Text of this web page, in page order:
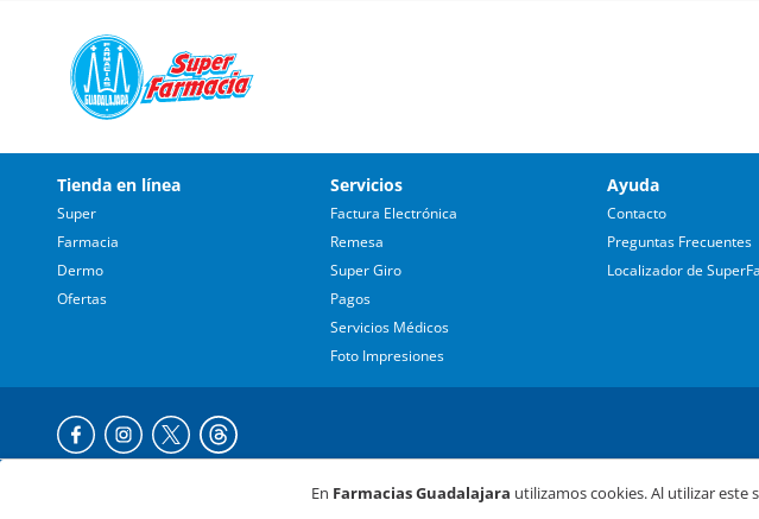
Tienda en línea
Super
Farmacia
Dermo
Ofertas
Servicios
Factura Electrónica
Remesa
Super Giro
Pagos
Servicios Médicos
Foto Impresiones
Ayuda
Contacto
Preguntas Frecuentes
Localizador de
© Farmacia Guadalajara es una empresa de
En Farmacias Guadalajara utilizamos cookies. Al utilizar este